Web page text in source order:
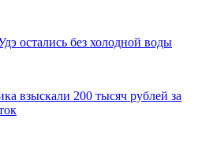
остались без холодной воды
взыскали 200 тысяч рублей за